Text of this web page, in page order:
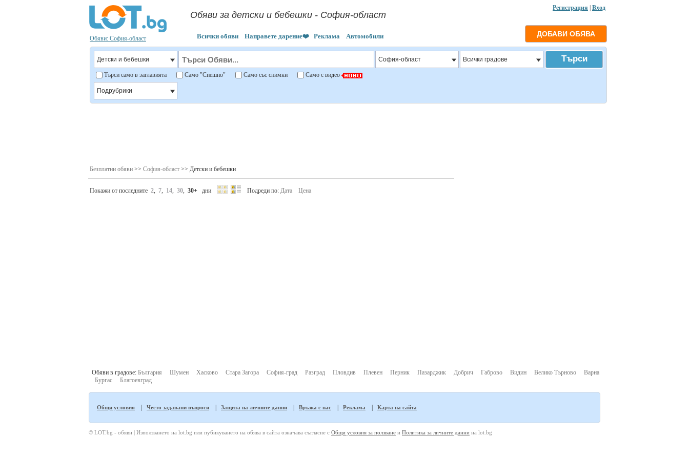
Регистрация Вход
Обяви: София-област
Обяви за детски и бебешки - София-област
Всички обяви Направете дарение❤️ Реклама Автомобили
Търси само в заглавията Само "Спешно" Само със снимки Само с видео
Безплатни обяви >> София-област >> Детски и бебешки
Покажи от последните 2 7 14 30 30+ дни Подреди по: Дата Цена
Обяви в градове: България Шумен Хасково Стара Загора София-град Разград Пловдив Плевен Перник Пазарджик Добрич Габрово Видин Велико Търново
Варна
Бургас
Благоевград
Общи условия Често задавани въпроси Защита на личните данни Връзка с нас Реклама Карта на сайта
© LOT.bg - обяви | Използването на lot.bg или пубикуването на обява в сайта означава съгласие с Общи условия за ползване и Политика за личните данни на lot.bg